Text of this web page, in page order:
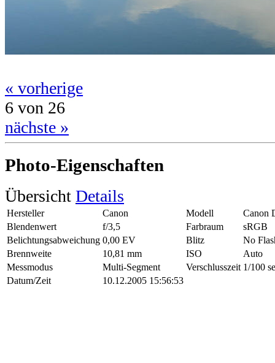
« vorherige
6 von 26
nächste »
Photo-Eigenschaften
Übersicht Details
Hersteller Canon Modell
Canon
Blendenwert
f/3,5 Farbraum
sRGB
Belichtungsabweichung 0,00 EV Blitz
No
Brennweite
10,81 mm ISO
Auto
Messmodus
Multi-Segment Verschlusszeit 1/100
Datum/Zeit
10.12.2005 15:56:53